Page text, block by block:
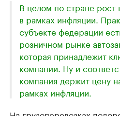
В целом по стране рост
в рамках инфляции.
субъекте федерации
розничном рынке
которая принадлежит
компании. Ну и
компания держит цену
рамках инфляции.